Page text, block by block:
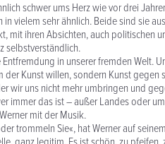
schwer ums Herz wie vor drei
in vielem sehr ähnlich. Beide sind sie
mit ihren Absichten, auch politischen
selbstverständlich.
in unserer fremden Welt.
der Kunst willen, sondern Kunst
wir uns nicht mehr umbringen und
immer das ist – außer Landes oder
mit der Musik.
trommeln Sie«, hat Werner auf